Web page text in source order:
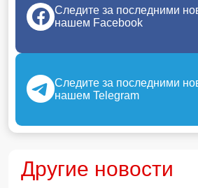
Следите за последними
нашем Facebook
Следите за последними
нашем Telegram
Другие новости